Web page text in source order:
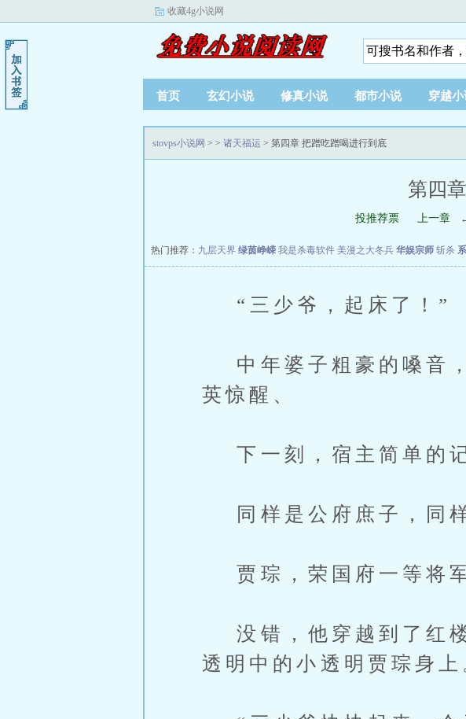
收藏4g小说网
首页 玄幻小说 修真小说 都市小说 穿越小
stovps小说网 > > 诸天福运 > 第四章 把蹭吃蹭喝进行到底
第四
投推荐票 上一章
热门推荐： 九层天界 绿茵峥嵘 我是杀毒软件 美漫之大冬兵 华娱宗师 斩杀
“三少爷，起床了！”
中年婆子粗豪的嗓音
英惊醒、
下一刻，宿主简单的记
同样是公府庶子，同样
贾琮，荣国府一等将军
没错，他穿越到了红楼
透明中的小透明贾琮身